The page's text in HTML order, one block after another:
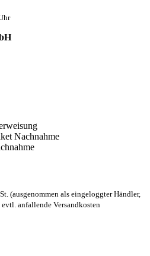
(ausgenommen als eingeloggter Händler,
anfallende Versandkosten